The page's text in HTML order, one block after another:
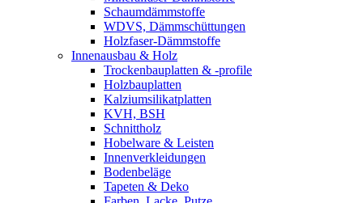
Schaumdämmstoffe
WDVS, Dämmschüttungen
Holzfaser-Dämmstoffe
Innenausbau & Holz
Trockenbauplatten & -profile
Holzbauplatten
Kalziumsilikatplatten
KVH, BSH
Schnittholz
Hobelware & Leisten
Innenverkleidungen
Bodenbeläge
Tapeten & Deko